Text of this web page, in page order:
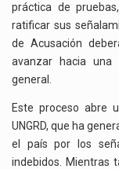
práctica de
ratificar sus
de Acusación
avanzar hacia una
general.
Este proceso abre
UNGRD, que ha
el país por los
indebidos. Mientras